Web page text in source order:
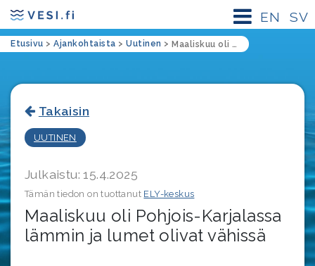
SV
EN
Etusivu > Ajankohtaista > Uutinen > Maaliskuu oli Pohjois-Karjalassa lämmin ja lumet olivat vähissä
Takaisin
UUTINEN
Julkaistu: 15.4.2025
Tämän tiedon on tuottanut ELY-keskus
Maaliskuu oli Pohjois-Karjalassa
lämmin ja lumet olivat vähissä